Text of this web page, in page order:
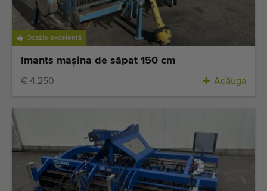
Ocazie excelentă
Imants maşina de săpat 150 cm
€ 4.250 Adăuga